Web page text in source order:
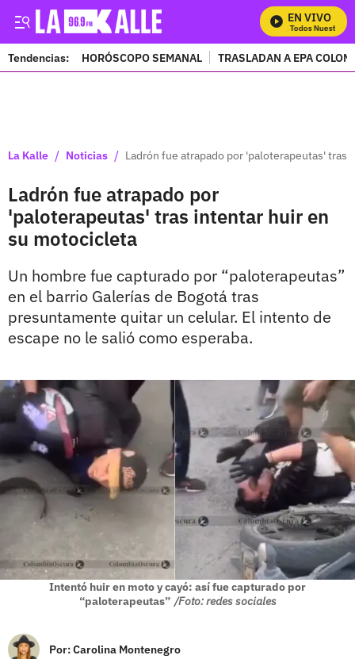
EN VIVO
Mira Todos Nuestros
Tendencias: HORÓSCOPO SEMANAL TRASLADAN A EPA
La Kalle / Noticias / Ladrón fue atrapado por 'paloterapeutas'
Ladrón fue atrapado por
'paloterapeutas' tras intentar huir en
su motocicleta
Un hombre fue capturado por “paloterapeutas”
en el barrio Galerías de Bogotá tras
presuntamente quitar un celular. El intento de
escape no le salió como esperaba.
Intentó huir en moto y cayó: así fue capturado por
“paloterapeutas” /Foto: redes sociales
Por:Carolina Montenegro